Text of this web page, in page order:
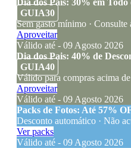
GUIA30
Sem gasto mínimo · Consulte
Aproveitar
Válido até - 09 Agosto 2026
Dia dos Pais: 40% de
GUIA40
Válido para compras acima
Aproveitar
Válido até - 09 Agosto 2026
Packs de Fotos: Até 57%
Desconto automático · Não
Ver packs
Válido até - 09 Agosto 2026